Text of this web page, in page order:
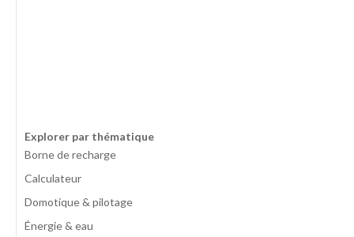
Explorer par thématique
Borne de recharge
Calculateur
Domotique & pilotage
Énergie & eau